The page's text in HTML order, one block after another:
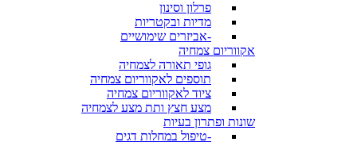
פרלון וסינון
מדיות ובקטריות
-אביזרים שימושיים
אקווריום צמחיה
גופי תאורה לצמחיה
תוספים לאקווריום צמחיה
ציוד לאקווריום צמחיה
מצע חצץ ותת מצע לצמחיה
שונות ופתרון בעיות
-טיפול במחלות דגים